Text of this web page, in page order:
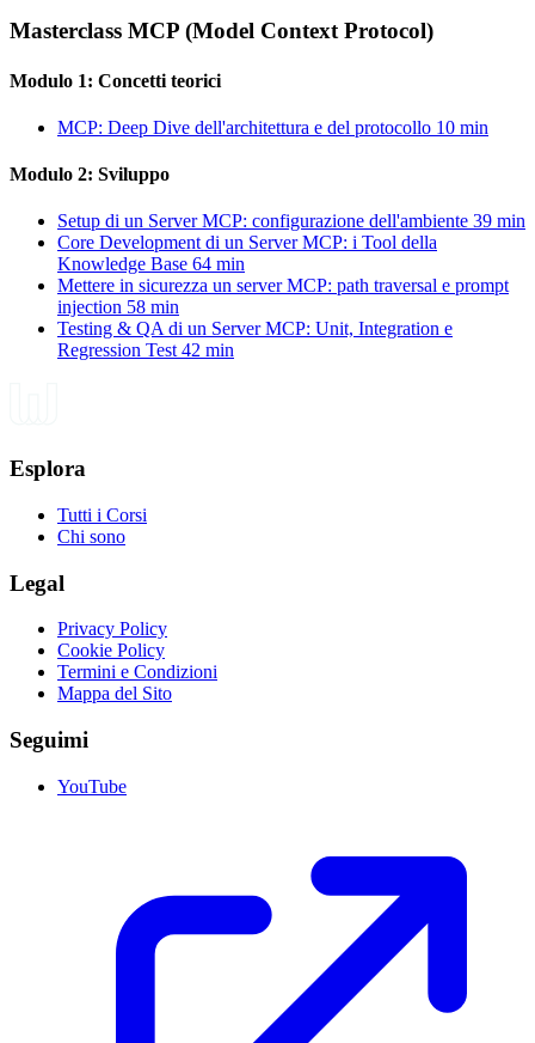
Masterclass MCP (Model Context Protocol)
Modulo 1: Concetti teorici
MCP: Deep Dive dell'architettura e del protocollo 10 min
Modulo 2: Sviluppo
Setup di un Server MCP: configurazione dell'ambiente 39 min
Core Development di un Server MCP: i Tool della
Knowledge Base 64 min
Mettere in sicurezza un server MCP: path traversal e prompt
injection 58 min
Testing & QA di un Server MCP: Unit, Integration e
Regression Test42 min
Esplora
Tutti i Corsi
Chi sono
Legal
Privacy Policy
Cookie Policy
Termini e Condizioni
Mappa del Sito
Seguimi
YouTube